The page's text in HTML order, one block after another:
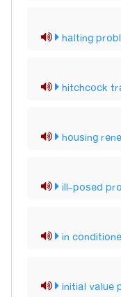
halting
hitchcock
housing
ill-posed
in
initial value